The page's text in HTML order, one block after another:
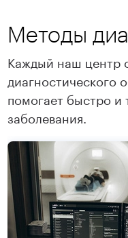
Подробнее
Методы
Каждый наш центр
диагностического
помогает быстро и
заболевания.